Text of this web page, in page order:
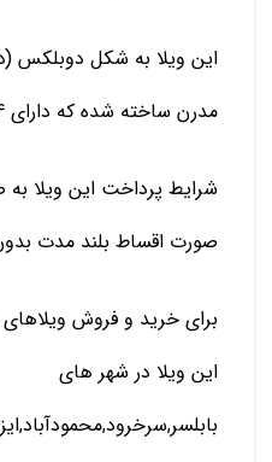
این ویلا به شکل دوبلکس
مدرن ساخته شده که دارای 4 خواب با مستر می باشد
صورت اقساط بلند مدت
برای خرید و فروش
این ویلا در شهر های